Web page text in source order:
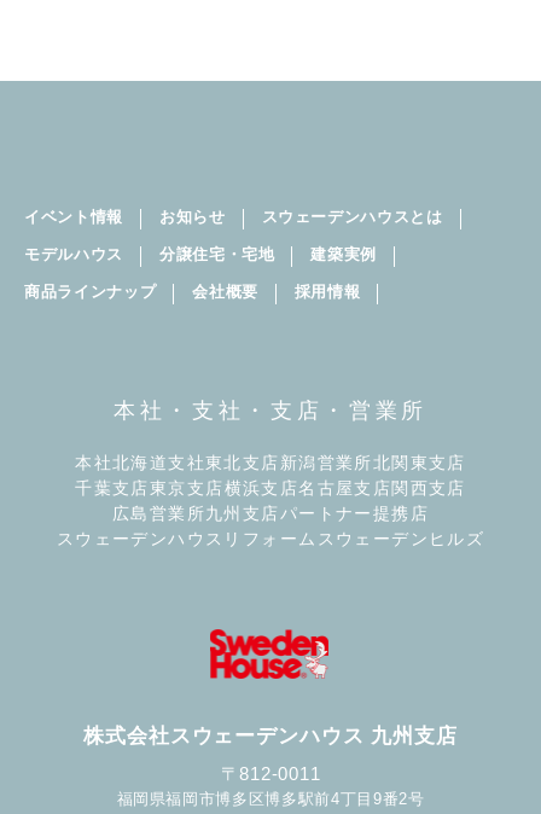
株式会社スウェーデンハウス 九州支店
〒812-0011
福岡県福岡市博多区博多駅前4丁目9番2号
イベント情報 お知らせ スウェーデンハウスとは
モデルハウス 分譲住宅・宅地 建築実例
商品ラインナップ 会社概要 採用情報
本社・支社・支店・営業所
本社北海道支社東北支店 新潟営業所北関東支店
千葉支店 東京支店 横浜支店名古屋支店 関西支店
広島営業所九州支店 パートナー提携店
スウェーデンハウスリフォーム スウェーデンヒルズ